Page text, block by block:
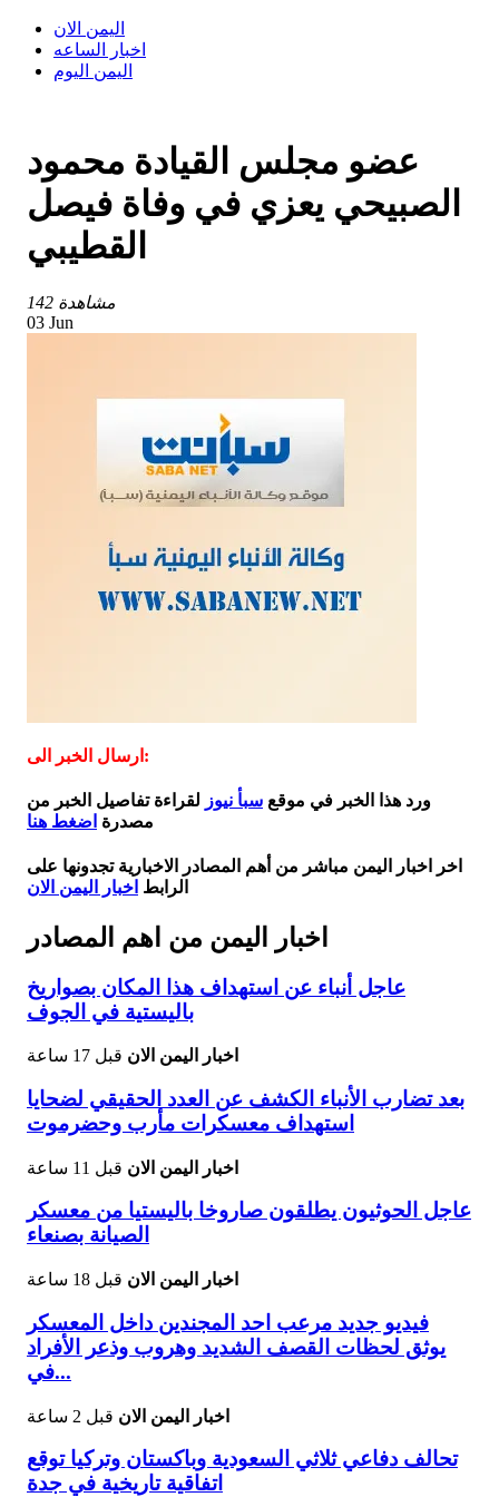
اليمن الان
اخبار الساعه
اليمن اليوم
عضو مجلس القيادة محمود
الصبيحي يعزي في وفاة فيصل
القطيبي
142 مشاهدة
03 Jun
ارسال الخبر الى:
ورد هذا الخبر في موقع سبأ نيوز لقراءة تفاصيل الخبر من
مصدرة اضغط هنا
اخر اخبار اليمن مباشر من أهم المصادر الاخبارية تجدونها على
الرابط اخبار اليمن الان
اخبار اليمن من اهم المصادر
عاجل أنباء عن استهداف هذا المكان بصواريخ
باليستية في الجوف
اخبار اليمن الان قبل 17 ساعة
بعد تضارب الأنباء الكشف عن العدد الحقيقي لضحايا
استهداف معسكرات مأرب وحضرموت
اخبار اليمن الان قبل 11 ساعة
عاجل الحوثيون يطلقون صاروخا باليستيا من معسكر
الصيانة بصنعاء
اخبار اليمن الان قبل 18 ساعة
فيديو جديد مرعب احد المجندين داخل المعسكر
يوثق لحظات القصف الشديد وهروب وذعر الأفراد
في...
اخبار اليمن الان قبل 2 ساعة
تحالف دفاعي ثلاثي السعودية وباكستان وتركيا توقع
اتفاقية تاريخية في جدة